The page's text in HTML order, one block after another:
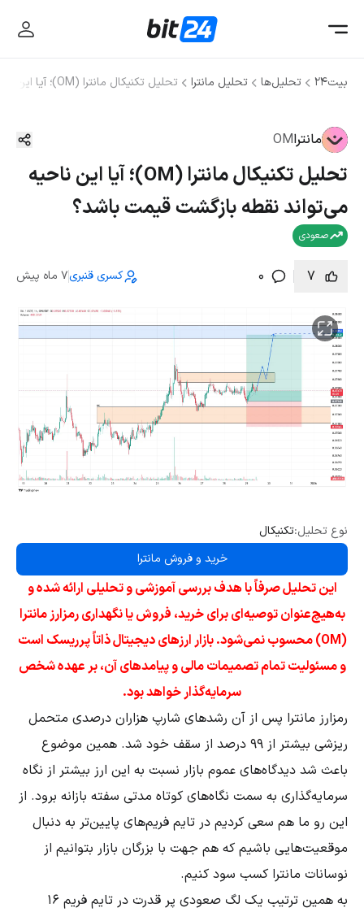
بیت۲۴ تحلیل‌ها تحلیل مانترا تحلیل تکنیکال مانترا (OM)؛ آیا این ناحیه می‌تواند نقطه بازگشت قیمت باشد؟
مانتراOM
تحلیل تکنیکال مانترا (OM)؛ آیا این ناحیه
می‌تواند نقطه بازگشت قیمت باشد؟
صعودی
7
0 کسری قنبری7 ماه پیش
نوع تحلیل:تکنیکال
خرید و فروش مانترا
این تحلیل صرفاً با هدف بررسی آموزشی و تحلیلی ارائه شده و
به‌هیچ‌عنوان توصیه‌ای برای خرید، فروش یا نگهداری رمزارز مانترا
(OM) محسوب نمی‌شود. بازار ارزهای دیجیتال ذاتاً پرریسک است
و مسئولیت تمام تصمیمات مالی و پیامدهای آن، بر عهده شخص
سرمایه‌گذار خواهد بود.
رمزارز مانترا پس از آن رشد‌های شارپ هزاران درصدی متحمل
ریزشی بیشتر از ۹۹ درصد از سقف خود شد. همین موضوع
باعث شد دیدگاه‌های عموم بازار نسبت به این ارز بیشتر از نگاه
سرمایه‌گذاری به سمت نگاه‌های کوتاه مدتی سفته بازانه برود. از
این رو ما هم سعی کردیم در تایم فریم‌های پایین‌تر به دنبال
موقعیت‌هایی باشیم که هم جهت با بزرگان بازار بتوانیم از
نوسانات مانترا کسب سود کنیم.
به همین ترتیب یک لگ صعودی پر قدرت در تایم فریم ۱۶